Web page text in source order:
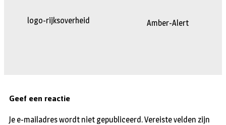
logo-rijksoverheid Amber-Alert
Geef een reactie
Je e-mailadres wordt niet gepubliceerd.Vereiste velden zijn